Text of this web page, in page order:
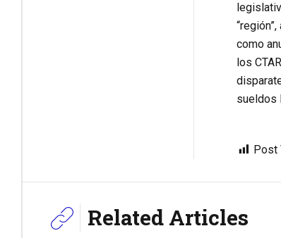
como
los
sueldos
Post
Related Articles